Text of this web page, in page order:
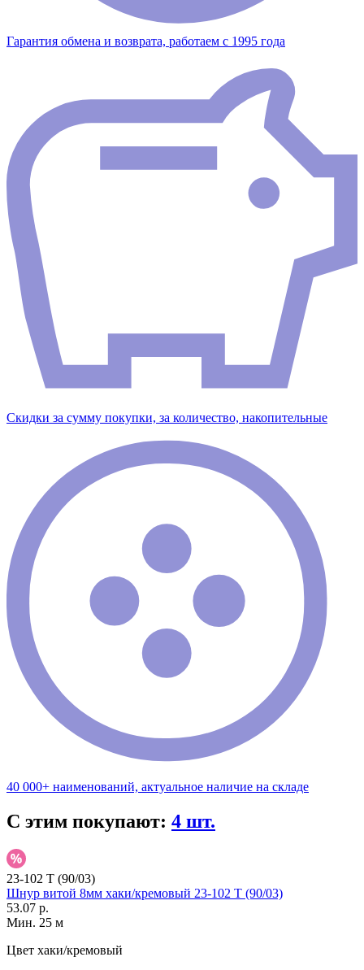
Гарантия обмена и возврата, работаем с 1995 года
Скидки за сумму покупки, за количество, накопительные
40 000+ наименований, актуальное наличие на складе
С этим покупают: 4 шт.
23-102 T (90/03)
Шнур витой 8мм хаки/кремовый 23-102 T (90/03)
53.07 р.
Мин. 25 м
Цвет хаки/кремовый